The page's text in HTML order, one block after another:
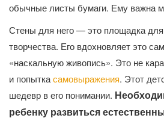
обычные листы бумаги. Ему важна
Стены для него — это площадка
творчества. Его вдохновляет это
«наскальную живопись». Это не
и попыткасамовыражения. Этот
шедевр в его понимании.
ребенку развиться